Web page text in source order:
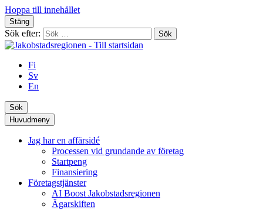
Hoppa till innehållet
Stäng
Sök efter:
Fi
Sv
En
Sök
Huvudmeny
Jag har en affärsidé
Processen vid grundande av företag
Startpeng
Finansiering
Företagstjänster
AI Boost Jakobstadsregionen
Ägarskiften